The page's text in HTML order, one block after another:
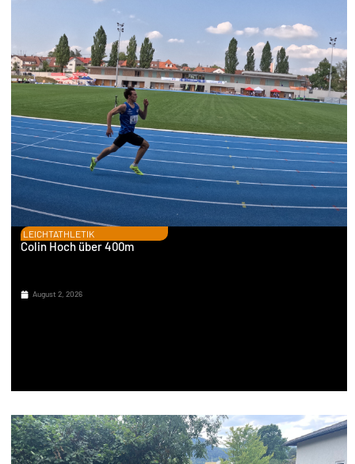
LEICHTATHLETIK
Colin Hoch über 400m
August 2, 2026